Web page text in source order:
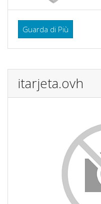
Guarda di Più
itarjeta.ovh